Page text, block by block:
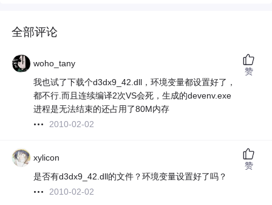
全部评论
woho_tany
我也试了下载个d3dx9_42.dll，环境变量都设置好了，
都不行.而且连续编译2次VS会死，生成的devenv.exe
进程是无法结束的还占用了80M内存
2010-02-02
赞
xylicon
是否有d3dx9_42.dll的文件？环境变量设置好了吗？
2010-02-02
赞